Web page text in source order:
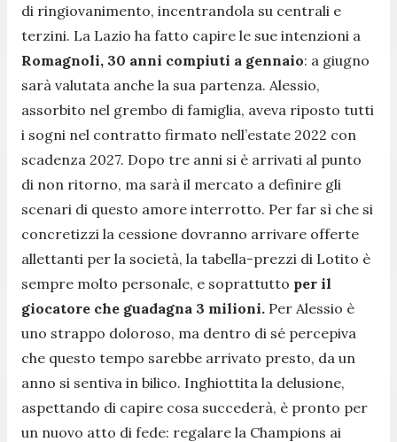
di ringiovanimento, incentrandola su centrali e
terzini. La Lazio ha fatto capire le sue intenzioni a
Romagnoli, 30 anni compiuti a gennaio: a giugno
sarà valutata anche la sua partenza. Alessio,
assorbito nel grembo di famiglia, aveva riposto tutti
i sogni nel contratto firmato nell’estate 2022 con
scadenza 2027. Dopo tre anni si è arrivati al punto
di non ritorno, ma sarà il mercato a definire gli
scenari di questo amore interrotto. Per far sì che si
concretizzi la cessione dovranno arrivare offerte
allettanti per la società, la tabella-prezzi di Lotito è
sempre molto personale, e soprattutto per il
giocatore che guadagna 3 milioni. Per Alessio è
uno strappo doloroso, ma dentro di sé percepiva
che questo tempo sarebbe arrivato presto, da un
anno si sentiva in bilico. Inghiottita la delusione,
aspettando di capire cosa succederà, è pronto per
un nuovo atto di fede: regalare la Champions ai